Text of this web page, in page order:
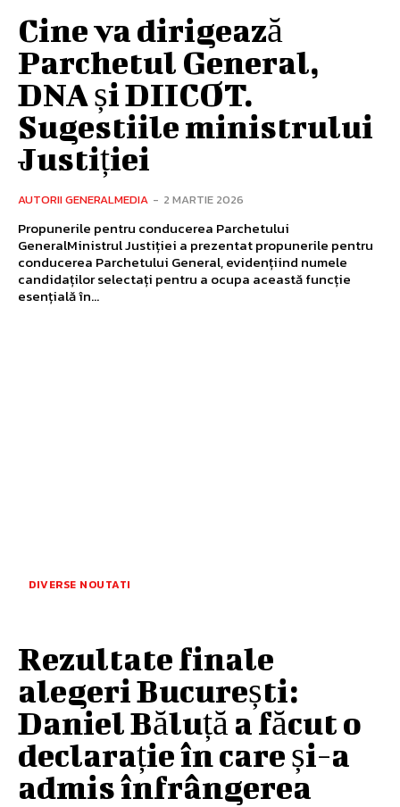
Cine va dirigează
Parchetul General,
DNA și DIICOT.
Sugestiile ministrului
Justiției
AUTORII GENERALMEDIA - 2 MARTIE 2026
Propunerile pentru conducerea Parchetului
GeneralMinistrul Justiției a prezentat propunerile pentru
conducerea Parchetului General, evidențiind numele
candidaților selectați pentru a ocupa această funcție
esențială în...
DIVERSE NOUTATI
Rezultate finale
alegeri București:
Daniel Băluță a făcut o
declarație în care și-a
admis înfrângerea